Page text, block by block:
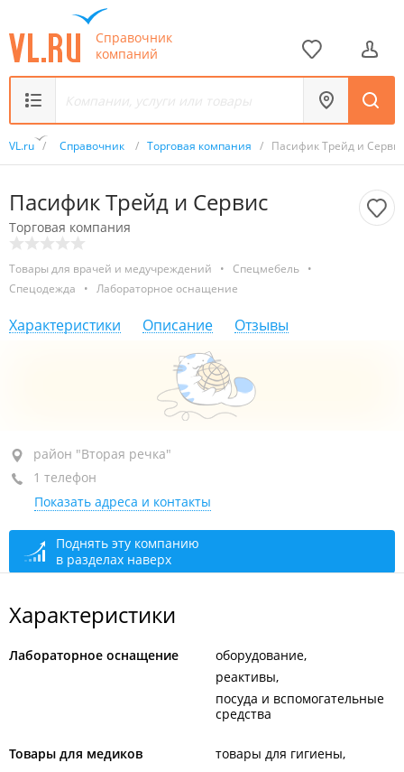
Справочник
компаний
VL.ru / Справочник / Торговая компания / Пасифик Трейд и
Пасифик Трейд и Сервис
Торговая компания
Товары для врачей и медучреждений • Спецмебель •
Спецодежда
• Лабораторное оснащение
Характеристики Описание Отзывы
район "Вторая речка", ул. Бородинская, 46/50
+7 (423) 230-23-20
сегодня закрыто
район "Вторая речка"
1 телефон
Показать адреса и контакты
Поднять эту компанию
в разделах наверх
Характеристики
Лабораторное оснащение
оборудование
реактивы
посуда и вспомогательные
средства
Товары для медиков
товары для гигиены